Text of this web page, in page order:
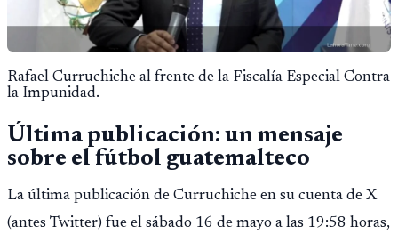
Rafael Curruchiche al frente de la Fiscalía Especial Contra
la Impunidad.
Última publicación: un mensaje
sobre el fútbol guatemalteco
La última publicación de Curruchiche en su cuenta de X
(antes Twitter) fue el sábado 16 de mayo a las 19:58 horas,